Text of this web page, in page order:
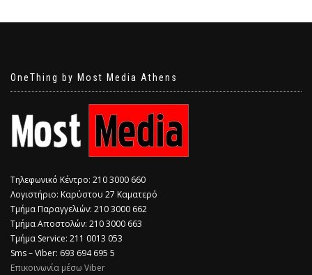
OneThing by Most Media Athens
Τηλεφωνικό Κέντρο: 210 3000 660
Λογιστήριο: Καρύστου 27 Καματερό
Τμήμα Παραγγελιών: 210 3000 662
Τμήμα Αποστολών: 210 3000 663
Τμήμα Service: 211 0013 053
Sms – Viber: 693 694 695 5
Επικοινωνία μέσω Viber